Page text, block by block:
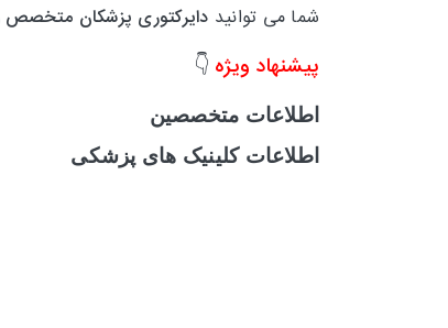
شما می توانید دایرکتوری پزشکان متخصص
پیشنهاد ویژه 👇
اطلاعات متخصصین
اطلاعات کلینیک های پزشکی